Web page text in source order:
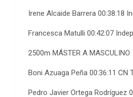
Irene Alcaide Barrera 00:38:18
Francesca Matulli 00:42:07
2500m MÁSTER A MASCULINO
Boni Azuaga Peña 00:36:11 CN
Pedro Javier Ortega Rodríguez